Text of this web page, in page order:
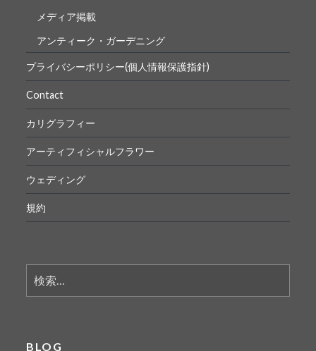
メディア掲載
アンティーク・ガーデニング
プライバシーポリシー(個人情報保護指針)
Contact
カリグラフィー
アーティフィシャルフラワー
ウェディング
規約
索:
BLOG